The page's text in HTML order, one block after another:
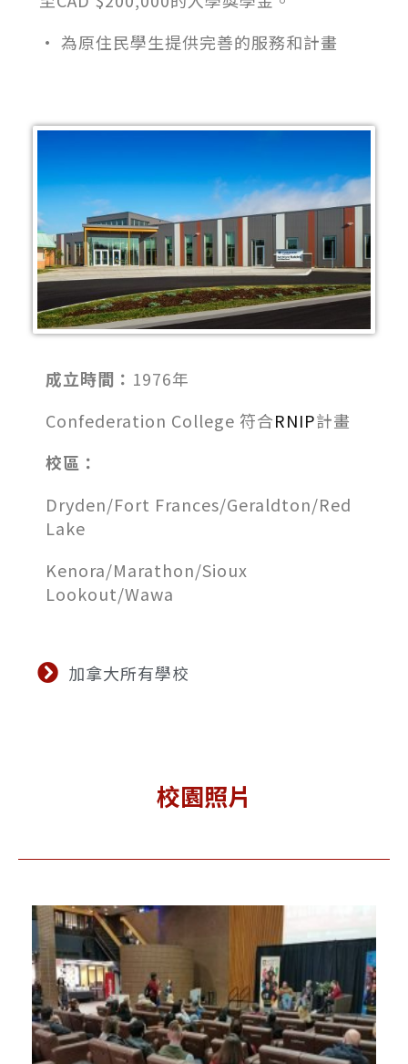
• 為原住民學生提供完善的服務和計畫
成立時間： 1976年
Confederation College 符合RNIP計畫
校區：
Dryden/Fort Frances/Geraldton/Red
Lake
Kenora/Marathon/Sioux
Lookout/Wawa
加拿大所有學校
校園照片